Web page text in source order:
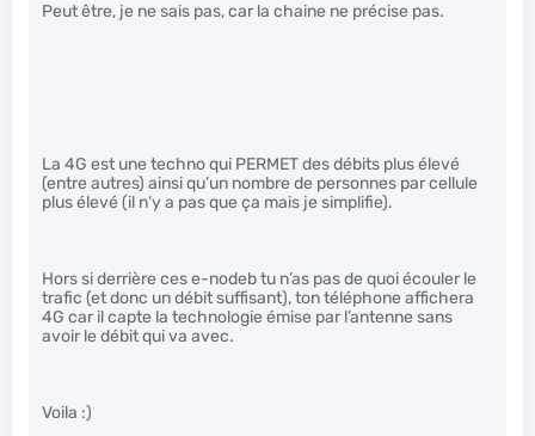
Peut être, je ne sais pas, car la chaine ne précise pas.
La 4G est une techno qui PERMET des débits plus élevé
(entre autres) ainsi qu’un nombre de personnes par cellule
plus élevé (il n’y a pas que ça mais je simplifie).
Hors si derrière ces e-nodeb tu n’as pas de quoi écouler le
trafic (et donc un débit suffisant), ton téléphone affichera
4G car il capte la technologie émise par l’antenne sans
avoir le débit qui va avec.
Voila :)